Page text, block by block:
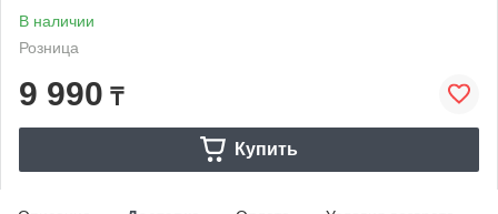
В наличии
Розница
9 990 ₸
Купить